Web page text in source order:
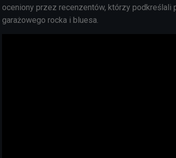
oceniony przez recenzentów, którzy podkreślali
garażowego rocka i bluesa.